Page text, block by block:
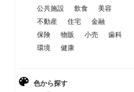
公共施設
飲食
美容
不動産
住宅
金融
保険
物販 小売
歯科
環境
健康
色から探す